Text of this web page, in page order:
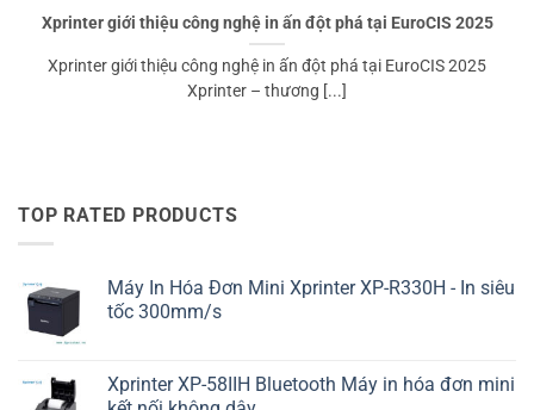
Xprinter giới thiệu công nghệ in ấn đột phá tại EuroCIS 2025
Xprinter giới thiệu công nghệ in ấn đột phá tại EuroCIS 2025
Xprinter – thương [...]
TOP RATED PRODUCTS
Máy In Hóa Đơn Mini Xprinter XP-R330H - In siêu
tốc 300mm/s
Xprinter XP-58IIH Bluetooth Máy in hóa đơn mini